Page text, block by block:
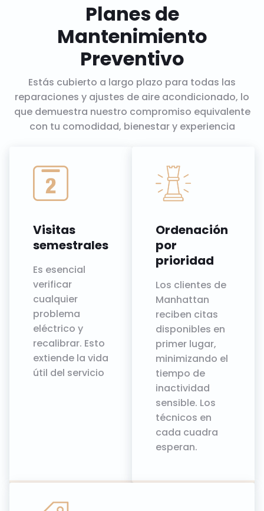
Planes de
Mantenimiento
Preventivo
Estás cubierto a largo plazo para todas las
reparaciones y ajustes de aire acondicionado, lo
que demuestra nuestro compromiso equivalente
con tu comodidad, bienestar y experiencia
Visitas
semestrales
Es esencial
verificar
cualquier
problema
eléctrico y
recalibrar. Esto
extiende la vida
útil del servicio
Ordenación
por
prioridad
Los clientes de
Manhattan
reciben citas
disponibles en
primer lugar,
minimizando el
tiempo de
inactividad
sensible. Los
técnicos en
cada cuadra
esperan.